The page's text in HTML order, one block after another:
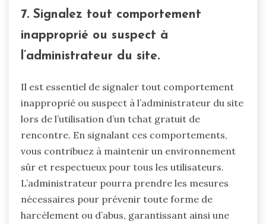
7. Signalez tout comportement
inapproprié ou suspect à
l’administrateur du site.
Il est essentiel de signaler tout comportement
inapproprié ou suspect à l’administrateur du site
lors de l’utilisation d’un tchat gratuit de
rencontre. En signalant ces comportements,
vous contribuez à maintenir un environnement
sûr et respectueux pour tous les utilisateurs.
L’administrateur pourra prendre les mesures
nécessaires pour prévenir toute forme de
harcèlement ou d’abus, garantissant ainsi une